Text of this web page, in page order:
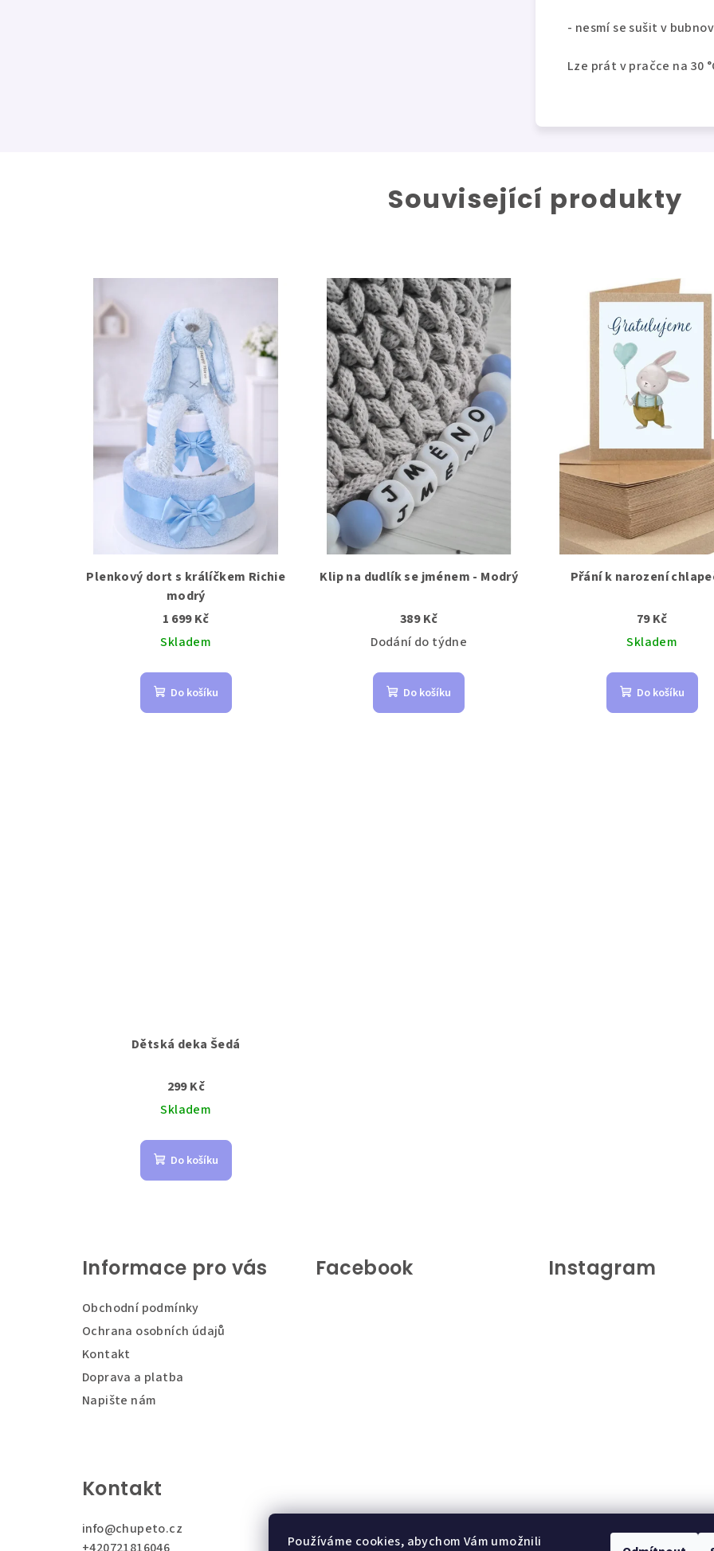
Používáme cookies, abychom Vám umožnili
- nesmí se sušit v
Lze prát v pračce na 30
Související produkty
Plenkový dort s králíčkem Richie
modrý
1 699 Kč
Skladem
Do košíku
Klip na dudlík se jménem - Modrý
389 Kč
Dodání do týdne
Do košíku
Přání k narození
79 Kč
Skladem
Do košíku
Dětská deka Šedá
299 Kč
Skladem
Do košíku
Informace pro vás
Obchodní podmínky
Ochrana osobních údajů
Kontakt
Doprava a platba
Napište nám
Facebook Instagram
Kontakt
info@chupeto.cz